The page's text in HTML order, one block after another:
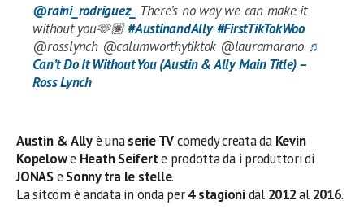
@raini_rodriguez_ There’s no way we can make it
without you🫶🏽#AustinandAlly #FirstTikTokWoo
@rosslynch @calumworthytiktok @lauramarano ♬
Can’t Do It Without You (Austin & Ally Main Title) –
Ross Lynch
Austin & Allyè unaserie TVcomedy creata da Kevin
Kopelowe Heath Seiferte prodotta da i produttori di
JONASe Sonny tra le stelle.
La sitcom è andata in onda per4 stagionidal 2012al 2016.